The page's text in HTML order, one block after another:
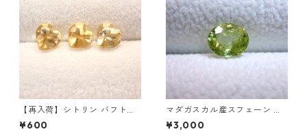
【再入荷】シトリン バフトッ
プハートシェイプカットルー
ス 0.4ct前後 5mm
¥600
マダガスカル産スフェーン オ
ーバルカットルース 1.03ct 6.
3mm*5.3mm*3.6mm
¥3,000